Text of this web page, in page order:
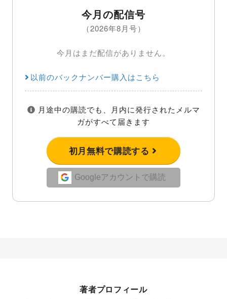
今月の配信号
（2026年8月号）
今月はまだ配信がありません。
以前のバックナンバー購入はこちら
月途中の購読でも、月内に発行されたメルマ
ガがすべて届きます
初月無料で購読する
Googleアカウントで購読
著者プロフィール